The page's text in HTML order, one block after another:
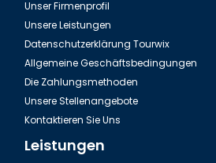
Unser Firmenprofil
Unsere Leistungen
Datenschutzerklärung Tourwix
Allgemeine Geschäftsbedingungen
Die Zahlungsmethoden
Unsere Stellenangebote
Kontaktieren Sie Uns
Leistungen